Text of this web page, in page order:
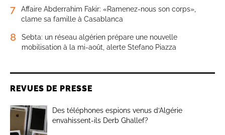
7
Affaire Abderrahim Fakir: «Ramenez-nous son corps»,
clame sa famille à Casablanca
8
Sebta: un réseau algérien prépare une nouvelle
mobilisation à la mi-août, alerte Stefano Piazza
REVUES DE PRESSE
Des téléphones espions venus d’Algérie
envahissent-ils Derb Ghallef?